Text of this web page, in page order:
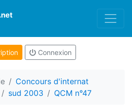
.net
Connexion
Concours d'internat
sud 2003 QCM n°47